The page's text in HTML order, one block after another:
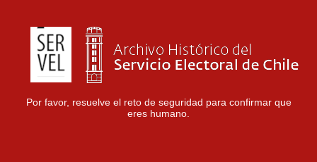
Por favor, resuelve el reto de seguridad para confirmar que
eres humano.